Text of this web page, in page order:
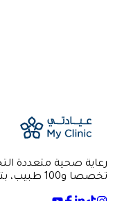
تخصصا و100 طبيب، بتجربة واحدة متكاملة.